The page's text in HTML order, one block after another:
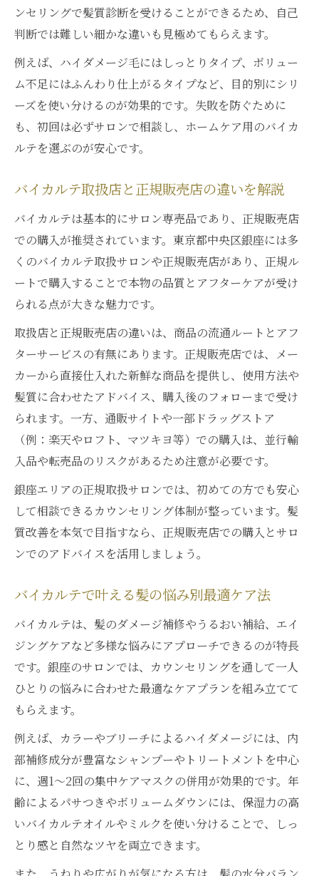
バイカルテが銀座で注目される髪質改善効
果とは
バイカルテ正規販売店で信頼できるケア体
験
バイカルテとオージュアの違いをわかりや
すく解説
バイカルテサロン専売品の魅力と使い方の
週に何回使う？バイカルテ活用術
バイカルテの最適な使用頻度とその理由
バイカルテ週一回ケアで得られる効果の実
態
バイカルテの使いすぎ注意ポイントと適量
の目安
バイカルテマツキヨ等の購入前に知るべき
活用法
バイカルテ継続使用で実感する髪の変化と
特徴
オイルとミルクの使い分けポイント
バイカルテオイルとミルクの違いと選び方
バイカルテオイルで毛先のまとまりを実現
する方法
バイカルテミルクでしっとり質感を叶える
使い方
バイカルテのオイルとミルク併用時の注意
び
髪の美しさを引き出すおすすめの方法
バイカルテで美しい髪を保つための基本ス
テップ
ア術
バイカルテと相性の良いヘアケア習慣とは
バイカルテ正規販売店で手に入る美髪アイ
バイカルテを使った髪質改善最新トレンド
ンセリングで髪質診断を受けることができるため、自己
判断では難しい細かな違いも見極めてもらえます。
例えば、ハイダメージ毛にはしっとりタイプ、ボリュー
ム不足にはふんわり仕上がるタイプなど、目的別にシリ
ーズを使い分けるのが効果的です。失敗を防ぐために
も、初回は必ずサロンで相談し、ホームケア用のバイカ
ルテを選ぶのが安心です。
バイカルテ取扱店と正規販売店の違いを解説
バイカルテは基本的にサロン専売品であり、正規販売店
での購入が推奨されています。東京都中央区銀座には多
くのバイカルテ取扱サロンや正規販売店があり、正規ル
ートで購入することで本物の品質とアフターケアが受け
られる点が大きな魅力です。
取扱店と正規販売店の違いは、商品の流通ルートとアフ
ターサービスの有無にあります。正規販売店では、メー
カーから直接仕入れた新鮮な商品を提供し、使用方法や
髪質に合わせたアドバイス、購入後のフォローまで受け
られます。一方、通販サイトや一部ドラッグストア
（例：楽天やロフト、マツキヨ等）での購入は、並行輸
入品や転売品のリスクがあるため注意が必要です。
銀座エリアの正規取扱サロンでは、初めての方でも安心
して相談できるカウンセリング体制が整っています。髪
質改善を本気で目指すなら、正規販売店での購入とサロ
ンでのアドバイスを活用しましょう。
バイカルテで叶える髪の悩み別最適ケア法
バイカルテは、髪のダメージ補修やうるおい補給、エイ
ジングケアなど多様な悩みにアプローチできるのが特長
です。銀座のサロンでは、カウンセリングを通して一人
ひとりの悩みに合わせた最適なケアプランを組み立てて
もらえます。
例えば、カラーやブリーチによるハイダメージには、内
部補修成分が豊富なシャンプーやトリートメントを中心
に、週1〜2回の集中ケアマスクの併用が効果的です。年
齢によるパサつきやボリュームダウンには、保湿力の高
いバイカルテオイルやミルクを使い分けることで、しっ
とり感と自然なツヤを両立できます。